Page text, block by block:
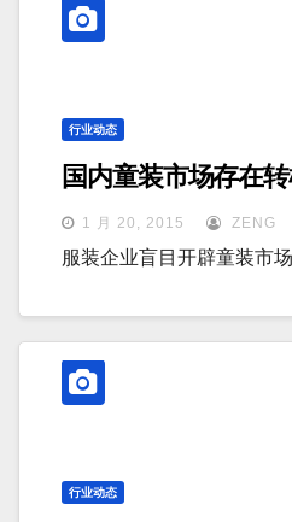
行业动态
国内童装市场存在
1 月 20, 2015 ZENG
服装企业盲目开辟童装市
行业动态